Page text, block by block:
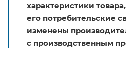
характеристики
его потребительские
изменены
с производственным